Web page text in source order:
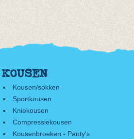
KOUSEN
Kousen/sokken
Sportkousen
Kniekousen
Compressiekousen
Kousenbroeken - Panty's